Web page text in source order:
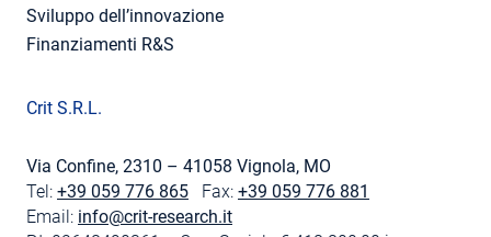
Sviluppo dell’innovazione
Finanziamenti R&S
Crit S.R.L.
Via Confine, 2310 – 41058 Vignola, MO
Tel: +39 059 776 865 Fax: +39 059 776 881
Email: info@crit-research.it